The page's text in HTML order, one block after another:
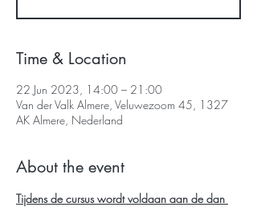
Time & Location
22 Jun 2023, 14:00 – 21:00
Van der Valk Almere, Veluwezoom 45, 1327
AK Almere, Nederland
About the event
Tijdens de cursus wordt voldaan aan de dan